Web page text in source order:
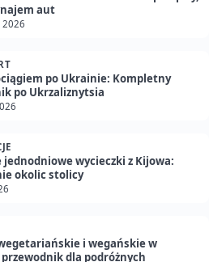
aut
2026
po Ukrainie: Kompletny
po Ukrzaliznytsia
jednodniowe wycieczki z Kijowa:
okolic stolicy
i wegańskie w
dla podróżnych